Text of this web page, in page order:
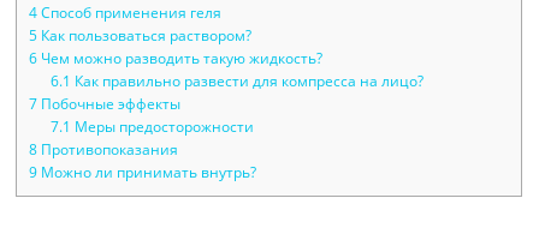
4 Способ применения геля
5 Как пользоваться раствором?
6 Чем можно разводить такую жидкость?
6.1 Как правильно развести для компресса на лицо?
7 Побочные эффекты
7.1 Меры предосторожности
8 Противопоказания
9 Можно ли принимать внутрь?